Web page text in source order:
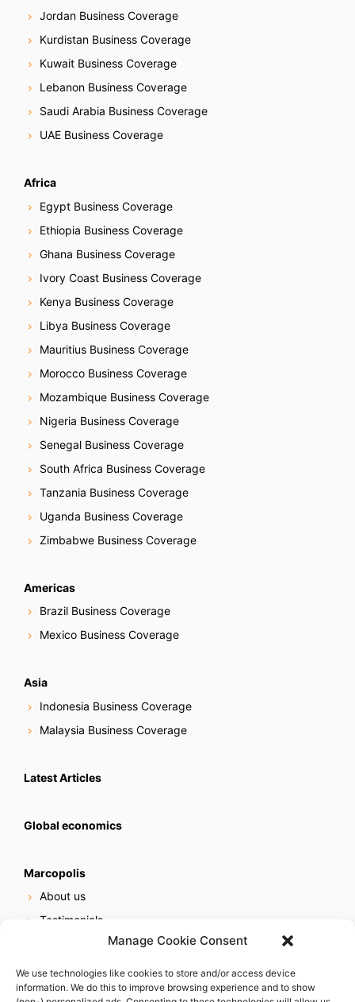
Manage Cookie Consent
We use technologies like cookies to store and/or access device
information. We do this to improve browsing experience and to show
Jordan Business Coverage
Kurdistan Business Coverage
Kuwait Business Coverage
Lebanon Business Coverage
Saudi Arabia Business Coverage
UAE Business Coverage
Africa
Egypt Business Coverage
Ethiopia Business Coverage
Ghana Business Coverage
Ivory Coast Business Coverage
Kenya Business Coverage
Libya Business Coverage
Mauritius Business Coverage
Morocco Business Coverage
Mozambique Business Coverage
Nigeria Business Coverage
Senegal Business Coverage
South Africa Business Coverage
Tanzania Business Coverage
Uganda Business Coverage
Zimbabwe Business Coverage
Americas
Brazil Business Coverage
Mexico Business Coverage
Asia
Indonesia Business Coverage
Malaysia Business Coverage
Latest Articles
Global economics
Marcopolis
About us
Testimonials
Online reputation service
Careers